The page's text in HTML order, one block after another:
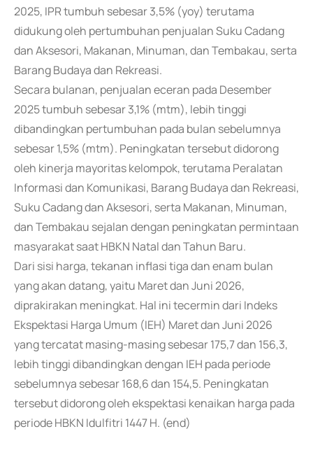
2025, IPR tumbuh sebesar 3,5% (yoy) terutama
didukung oleh pertumbuhan penjualan Suku Cadang
dan Aksesori, Makanan, Minuman, dan Tembakau, serta
Barang Budaya dan Rekreasi.
Secara bulanan, penjualan eceran pada Desember
2025 tumbuh sebesar 3,1% (mtm), lebih tinggi
dibandingkan pertumbuhan pada bulan sebelumnya
sebesar 1,5% (mtm). Peningkatan tersebut didorong
oleh kinerja mayoritas kelompok, terutama Peralatan
Informasi dan Komunikasi, Barang Budaya dan Rekreasi,
Suku Cadang dan Aksesori, serta Makanan, Minuman,
dan Tembakau sejalan dengan peningkatan permintaan
masyarakat saat HBKN Natal dan Tahun Baru.
Dari sisi harga, tekanan inflasi tiga dan enam bulan
yang akan datang, yaitu Maret dan Juni 2026,
diprakirakan meningkat. Hal ini tecermin dari Indeks
Ekspektasi Harga Umum (IEH) Maret dan Juni 2026
yang tercatat masing-masing sebesar 175,7 dan 156,3,
lebih tinggi dibandingkan dengan IEH pada periode
sebelumnya sebesar 168,6 dan 154,5. Peningkatan
tersebut didorong oleh ekspektasi kenaikan harga pada
periode HBKN Idulfitri 1447 H. (end)